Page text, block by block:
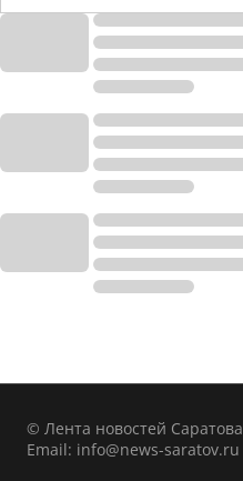
© Лента новостей Саратова
Email: info@news-saratov.ru